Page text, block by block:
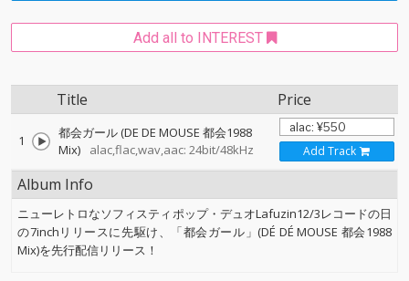
Add all to INTEREST
Title Price
1
都会ガール (DE DE MOUSE 都会1988
Mix)
alac,flac,wav,aac: 24bit/48kHz Add Track
Album Info
ニューレトロなソフィスティポップ・デュオLafuzin12/3レコードの日
の7inchリリースに先駆け、「都会ガール」(DÉ DÉ MOUSE 都会1988
Mix)を先行配信リリース！